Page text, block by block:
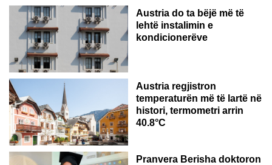
Austria do ta bëjë më të
lehtë instalimin e
kondicionerëve
Austria regjistron
temperaturën më të lartë në
histori, termometri arrin
40.8°C
AUSTRI
Pranvera Berisha doktoron